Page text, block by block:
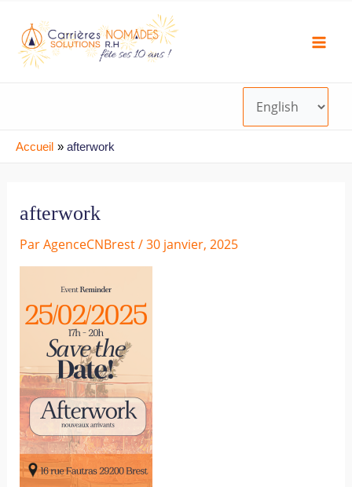
contenu
Accueil afterwork
afterwork
ParAgenceCNBrest/30 janvier, 2025
des
articles